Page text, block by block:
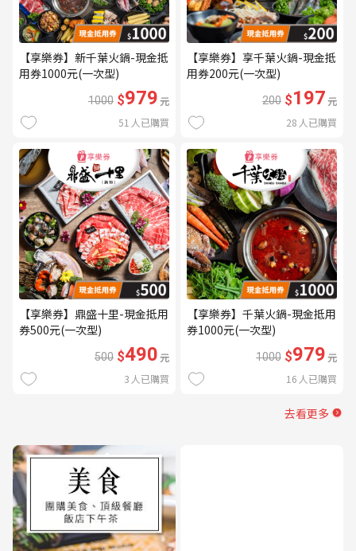
【享樂券】新千葉火鍋-現金抵
用券1000元(一次型)
1000 $979元
51 人已購買
【享樂券】享千葉火鍋-現金抵
用券200元(一次型)
200 $197元
28 人已購買
【享樂券】鼎盛十里-現金抵用
券500元(一次型)
500 $490元
3 人已購買
【享樂券】千葉火鍋-現金抵用
券1000元(一次型)
1000 $979元
16 人已購買
去看更多